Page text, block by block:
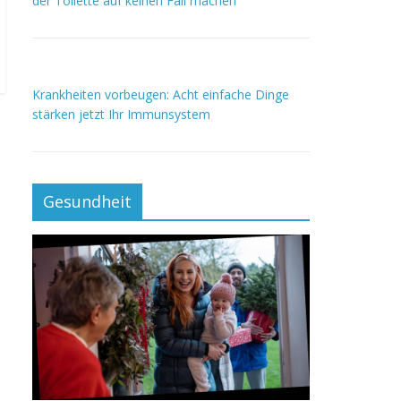
Krankheiten vorbeugen: Acht einfache Dinge
stärken jetzt Ihr Immunsystem
Gesundheit